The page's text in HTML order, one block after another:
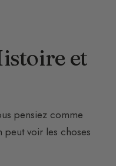
et
pensiez comme
peut voir les choses